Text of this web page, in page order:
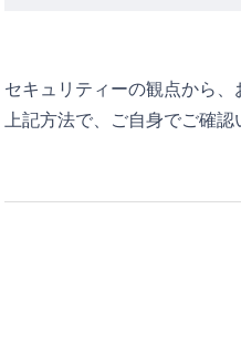
セキュリティーの観点から、
上記方法で、ご自身でご確